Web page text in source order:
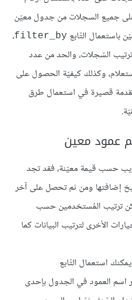
جميع السجلات من جدول معيّن
التّابع filter_by،
السّجلات، والحد من عدد
وكذلك كيفيّة الحصول على
قصيرة في استعمال طرق
عمود معين
حسب قيمة معيّنة، فقد تجد
إضافتها ومن ثم تحصل على آخر
ترتيب المُستخدمين حسب
الأخرى لترتيب البيانات كما
استعمال التّابع
اسم العمود في الجدول بإحدى